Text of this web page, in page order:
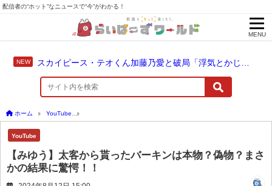
配信者の“ホット”なニュースで“今”がわかる！
MENU
ホーム YouTube
YouTube
【みゆう】太客から貰ったバーキンは本物？偽物？まさ
かの結果に驚愕！！